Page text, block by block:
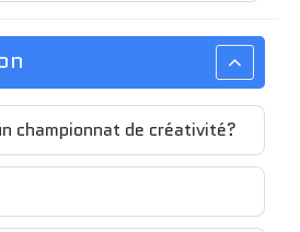
championnat de créativité?